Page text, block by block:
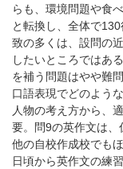
らも、環境問題や食
と転換し、全体で
致の多くは、設問の
したいところではあ
を補う問題はやや難
口語表現でどのよう
人物の考え方から、
要。問9の英作文は、
他の自校作成校でも
日頃から英作文の練